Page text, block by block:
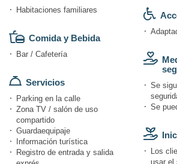
Habitaciones familiares
Comida y Bebida
Bar / Cafetería
Servicios
Parking en la calle
Zona TV / salón de uso
compartido
Guardaequipaje
Información turística
Registro de entrada y salida
Se
Se
Los
usar el